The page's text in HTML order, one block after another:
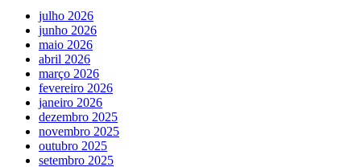
julho 2026
junho 2026
maio 2026
abril 2026
março 2026
fevereiro 2026
janeiro 2026
dezembro 2025
novembro 2025
outubro 2025
setembro 2025